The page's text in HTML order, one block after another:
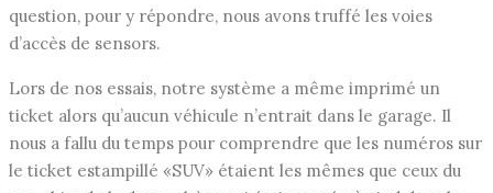
question, pour y répondre, nous avons truffé les voies
d’accès de sensors.
Lors de nos essais, notre système a même imprimé un
ticket alors qu’aucun véhicule n’entrait dans le garage. Il
nous a fallu du temps pour comprendre que les numéros sur
le ticket estampillé «SUV» étaient les mêmes que ceux du